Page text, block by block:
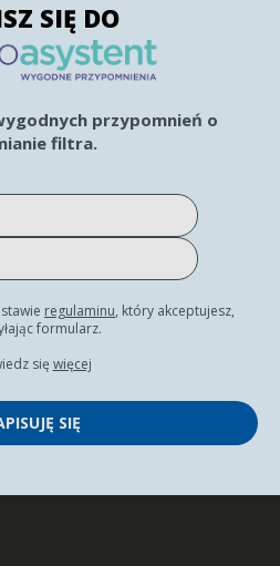
SIĘ DO
przypomnień o
filtra.
regulaminu, który akceptujesz,
formularz.
się więcej
SIĘ